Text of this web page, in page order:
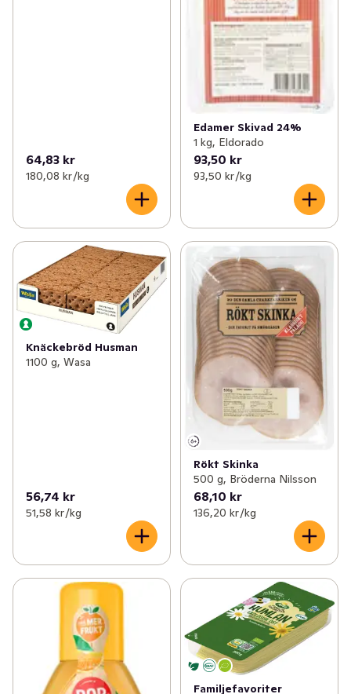
64,83 kr
180,08 kr /kg
Edamer Skivad 24%
1 kg, Eldorado
93,50 kr
93,50 kr /kg
Knäckebröd Husman
1100 g, Wasa
56,74 kr
51,58 kr /kg
Rökt Skinka
500 g, Bröderna Nilsson
68,10 kr
136,20 kr /kg
Familjefavoriter